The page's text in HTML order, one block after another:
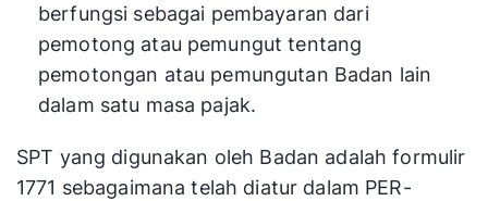
berfungsi sebagai pembayaran dari
pemotong atau pemungut tentang
pemotongan atau pemungutan Badan lain
dalam satu masa pajak.
SPT yang digunakan oleh Badan adalah formulir
1771 sebagaimana telah diatur dalam PER-